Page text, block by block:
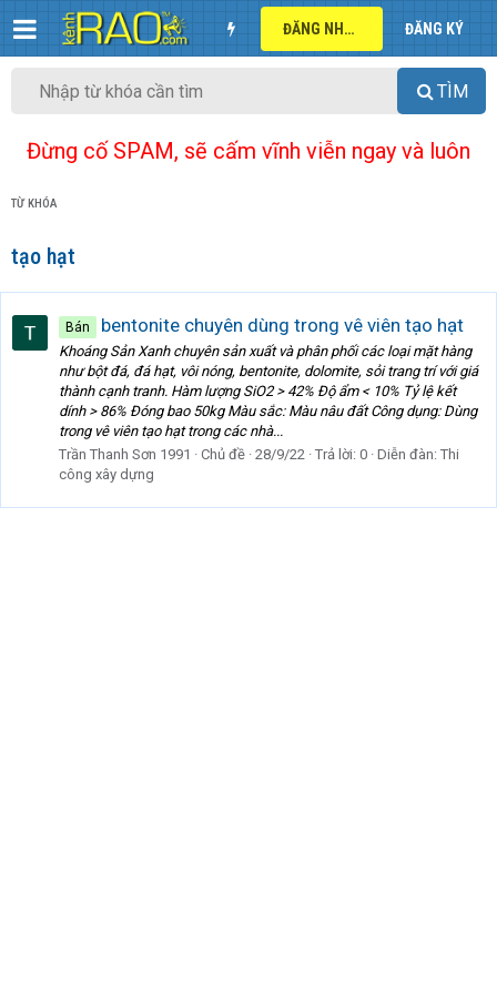
ĐĂNG NHẬP ĐĂNG KÝ
TÌM
Đừng cố SPAM, sẽ cấm vĩnh viễn ngay và luôn
TỪ KHÓA
tạo hạt
Bán bentonite chuyên dùng trong vê viên tạo hạt
Khoáng Sản Xanh chuyên sản xuất và phân phối các loại mặt hàng
như bột đá, đá hạt, vôi nóng, bentonite, dolomite, sỏi trang trí với giá
thành cạnh tranh. Hàm lượng SiO2 > 42% Độ ẩm < 10% Tỷ lệ kết
dính > 86% Đóng bao 50kg Màu sắc: Màu nâu đất Công dụng: Dùng
trong vê viên tạo hạt trong các nhà...
Trần Thanh Sơn 1991
Chủ đề 28/9/22 Trả lời: 0 Diễn đàn: Thi
công xây dựng